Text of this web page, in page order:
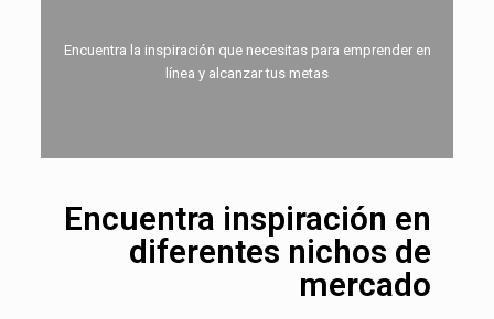
Encuentra la inspiración que necesitas para emprender en
línea y alcanzar tus metas
Encuentra inspiración en
diferentes nichos de
mercado